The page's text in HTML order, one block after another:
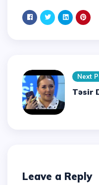
Next
Təsir
Leave a Reply